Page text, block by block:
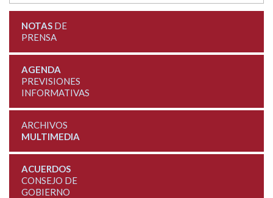
NOTASDE
PRENSA
AGENDA
PREVISIONES
INFORMATIVAS
ARCHIVOS
MULTIMEDIA
ACUERDOS
CONSEJO DE
GOBIERNO